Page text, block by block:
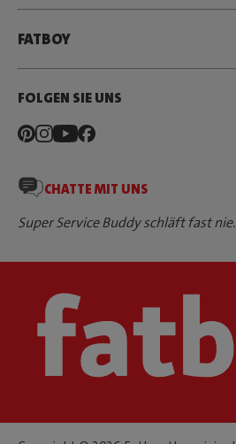
FATBOY
FOLGEN SIE UNS
CHATTE MIT UNS
Super Service Buddy schläft fast nie.